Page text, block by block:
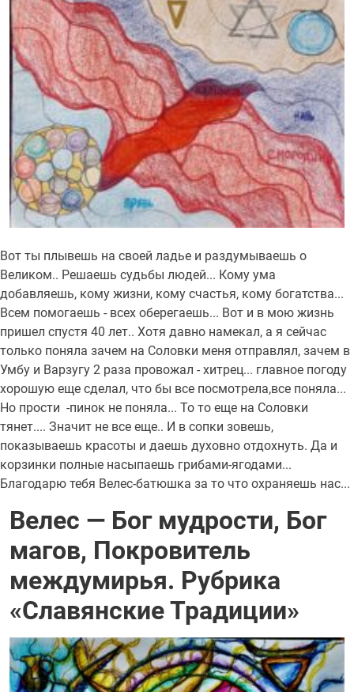
Вот ты плывешь на своей ладье и раздумываешь о
Великом.. Решаешь судьбы людей... Кому ума
добавляешь, кому жизни, кому счастья, кому богатства...
Всем помогаешь - всех оберегаешь... Вот и в мою жизнь
пришел спустя 40 лет.. Хотя давно намекал, а я сейчас
только поняла зачем на Соловки меня отправлял, зачем в
Умбу и Варзугу 2 раза провожал - хитрец... главное погоду
хорошую еще сделал, что бы все посмотрела,все поняла...
Но прости -пинок не поняла... То то еще на Соловки
тянет.... Значит не все еще.. И в сопки зовешь,
показываешь красоты и даешь духовно отдохнуть. Да и
корзинки полные насыпаешь грибами-ягодами...
Благодарю тебя Велес-батюшка за то что охраняешь нас...
Велес — Бог мудрости, Бог
магов, Покровитель
междумирья. Рубрика
«Славянские Традиции»